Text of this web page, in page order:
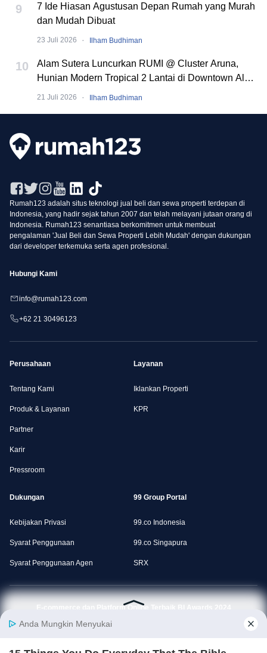
9
7 Ide Hiasan Agustusan Depan Rumah yang Murah
dan Mudah Dibuat
23 Juli 2026 · Ilham Budhiman
10
Alam Sutera Luncurkan RUMI @ Cluster Aruna,
Hunian Modern Tropical 2 Lantai di Downtown Alam
Sutera
21 Juli 2026 · Ilham Budhiman
Rumah123 adalah situs teknologi jual beli dan sewa properti terdepan di
Indonesia, yang hadir sejak tahun 2007 dan telah melayani jutaan orang di
Indonesia. Rumah123 senantiasa berkomitmen untuk membuat
pengalaman 'Jual Beli dan Sewa Properti Lebih Mudah' dengan dukungan
dari developer terkemuka serta agen profesional.
E-commerce dan Platform Online Terbaik BI Awards 2024
Perusahaan
Tentang Kami
Produk & Layanan
Partner
Karir
Pressroom
Layanan
Iklankan Properti
KPR
Dukungan
Kebijakan Privasi
Syarat Penggunaan
Syarat Penggunaan Agen
99 Group Portal
99.co Indonesia
99.co Singapura
SRX
Hubungi Kami
info@rumah123.com
+62 21 30496123